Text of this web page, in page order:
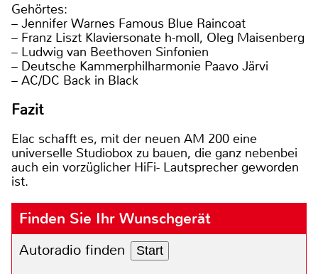
Gehörtes:
– Jennifer Warnes Famous Blue Raincoat
– Franz Liszt Klaviersonate h-moll, Oleg Maisenberg
– Ludwig van Beethoven Sinfonien
– Deutsche Kammerphilharmonie Paavo Järvi
– AC/DC Back in Black
Fazit
Elac schafft es, mit der neuen AM 200 eine
universelle Studiobox zu bauen, die ganz nebenbei
auch ein vorzüglicher HiFi- Lautsprecher geworden
ist.
Finden Sie Ihr Wunschgerät
Autoradio finden Start